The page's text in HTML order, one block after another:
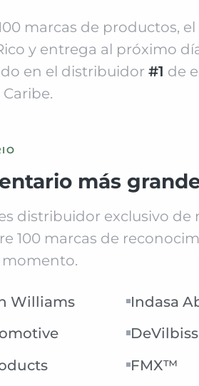
marcas de productos,
y entrega al próximo
en el distribuidor #1 de
Caribe.
más
distribuidor exclusivo de
100 marcas de
Williams
Indasa
DeVilbiss
FMX™